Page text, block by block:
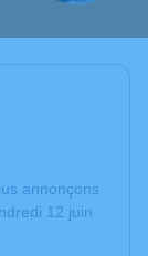
annonçons
12 juin